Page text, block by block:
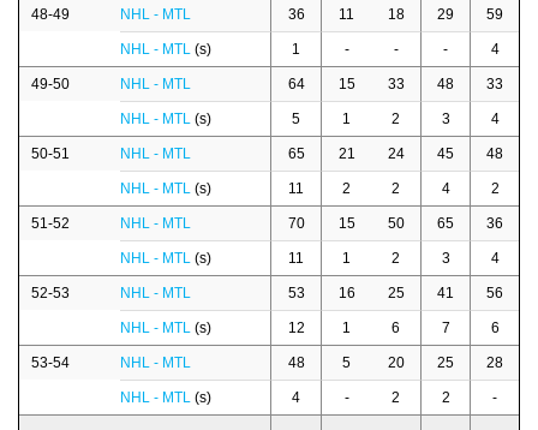
48-49 NHL - MTL 36 11 18 29 59
NHL - MTL (s) 1 - - - 4
49-50 NHL - MTL 64 15 33 48 33
NHL - MTL (s) 5 1 2 3 4
50-51 NHL - MTL 65 21 24 45 48
NHL - MTL (s) 11 2 2 4 2
51-52 NHL - MTL 70 15 50 65 36
NHL - MTL (s) 11 1 2 3 4
52-53 NHL - MTL 53 16 25 41 56
NHL - MTL (s) 12 1 6 7 6
53-54 NHL - MTL 48 5 20 25 28
NHL - MTL (s) 4 - 2 2 -